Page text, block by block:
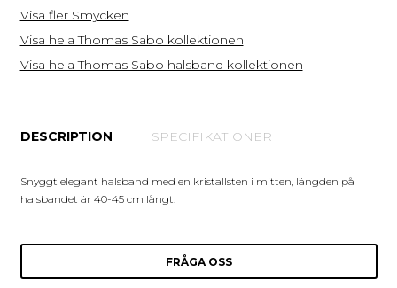
Visa fler Smycken
Visa hela Thomas Sabo kollektionen
Visa hela Thomas Sabo halsband kollektionen
DESCRIPTION SPECIFIKATIONER
Snyggt elegant halsband med en kristallsten i mitten, längden på
halsbandet är 40-45 cm långt.
FRÅGA OSS